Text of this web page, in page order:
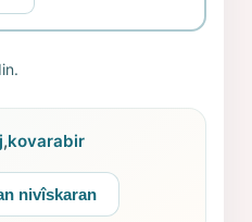
,kovarabir
nivîskaran